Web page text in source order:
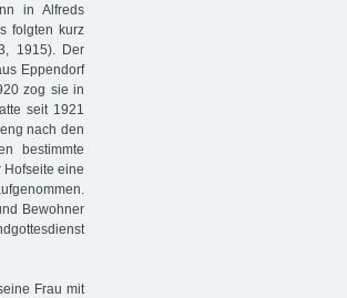
in Alfreds
folgten kurz
1915). Der
Eppendorf
zog sie in
seit 1921
nach den
bestimmte
eine
Bewohner
Frau mit